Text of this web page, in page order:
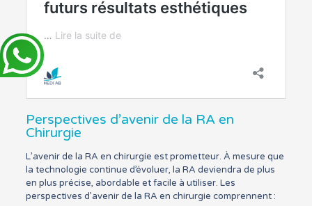
Perspectives d’avenir de la RA en
Chirurgie
L’avenir de la RA en chirurgie est prometteur. À mesure que
la technologie continue d’évoluer, la RA deviendra de plus
en plus précise, abordable et facile à utiliser. Les
perspectives d’avenir de la RA en chirurgie comprennent :